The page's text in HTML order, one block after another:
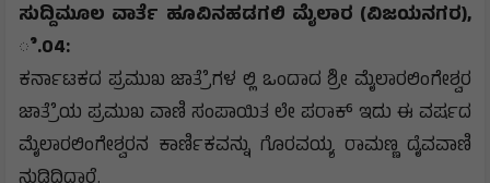
ಸುದ್ದಿಮೂಲ ವಾರ್ತೆ ಹೂವಿನಹಡಗಲಿ ಮೈಲಾರ (ವಿಜಯನಗರ),
ೆ.04:
ಕರ್ನಾಟಕದ ಪ್ರಮುಖ ಜಾತ್ರೆೆಗಳ ಲ್ಲಿ ಒಂದಾದ ಶ್ರೀ ಮೈಲಾರಲಿಂಗೇಶ್ವರ
ಜಾತ್ರೆೆಯ ಪ್ರಮುಖ ವಾಣಿ ಸಂಪಾಯಿತ ಲೇ ಪರಾಕ್ ಇದು ಈ ವರ್ಷದ
ಮೈಲಾರಲಿಂಗೇಶ್ವರನ ಕಾರ್ಣಿಕವನ್ನು ಗೊರವಯ್ಯ ರಾಮಣ್ಣ ದೈವವಾಣಿ